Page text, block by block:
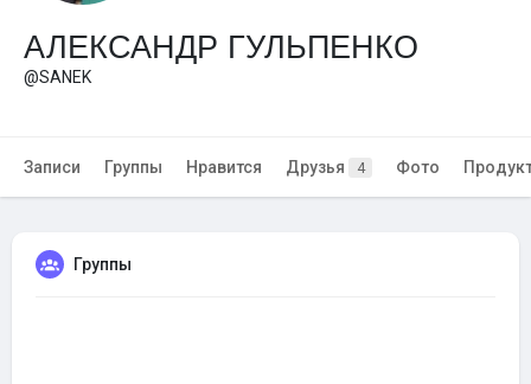
АЛЕКСАНДР ГУЛЬПЕНКО
@SANEK
Записи Группы Нравится Друзья 4 Фото
Группы